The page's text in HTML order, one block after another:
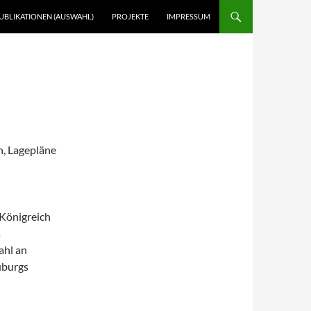
(AUSWAHL) PROJEKTE IMPRESSUM
Lagepläne
an